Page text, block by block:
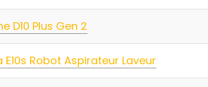
D10 Plus Gen 2
E10s Robot Aspirateur Laveur